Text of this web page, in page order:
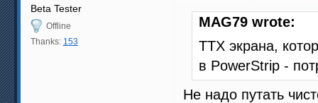
Beta Tester
Offline
Thanks: 153
MAG79 wrote:
ТТХ экрана,
в PowerStrip -
Не надо путать